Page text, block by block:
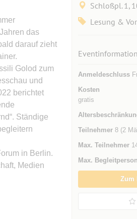
das
darauf zieht
Golod zum
und
berichtet
Ständige
in Berlin.
Medien
Schloßpl. 1,
Lesung &
Anmeldeschluss
Kosten
gratis
Teilnehmer8 (2
Max. Teilnehmer
Max.
Zum